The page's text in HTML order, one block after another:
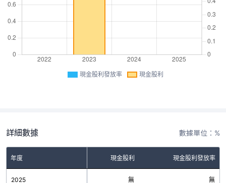
現金股利發放率 現金股利
詳細數據 數據單位：%
年度 現金股利 現金股利發放率
2025 無 無